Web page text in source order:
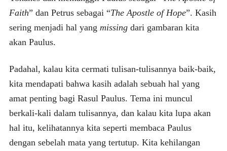
Faith” dan Petrus sebagai “The Apostle of Hope”. Kasih
sering menjadi hal yang missing dari gambaran kita
akan Paulus.
Padahal, kalau kita cermati tulisan-tulisannya baik-baik,
kita mendapati bahwa kasih adalah sebuah hal yang
amat penting bagi Rasul Paulus. Tema ini muncul
berkali-kali dalam tulisannya, dan kalau kita lupa akan
hal itu, kelihatannya kita seperti membaca Paulus
dengan sebelah mata yang tertutup. Kita kehilangan